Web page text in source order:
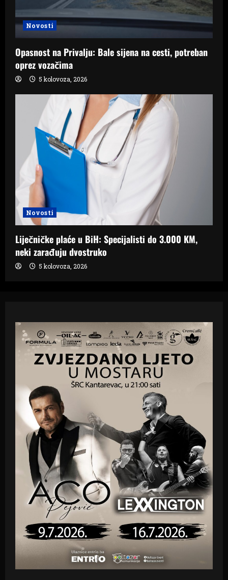
Novosti
Opasnost na Privalju: Bale sijena na cesti, potreban
oprez vozačima
5 kolovoza, 2026
Novosti
Liječničke plaće u BiH: Specijalisti do 3.000 KM,
neki zarađuju dvostruko
5 kolovoza, 2026